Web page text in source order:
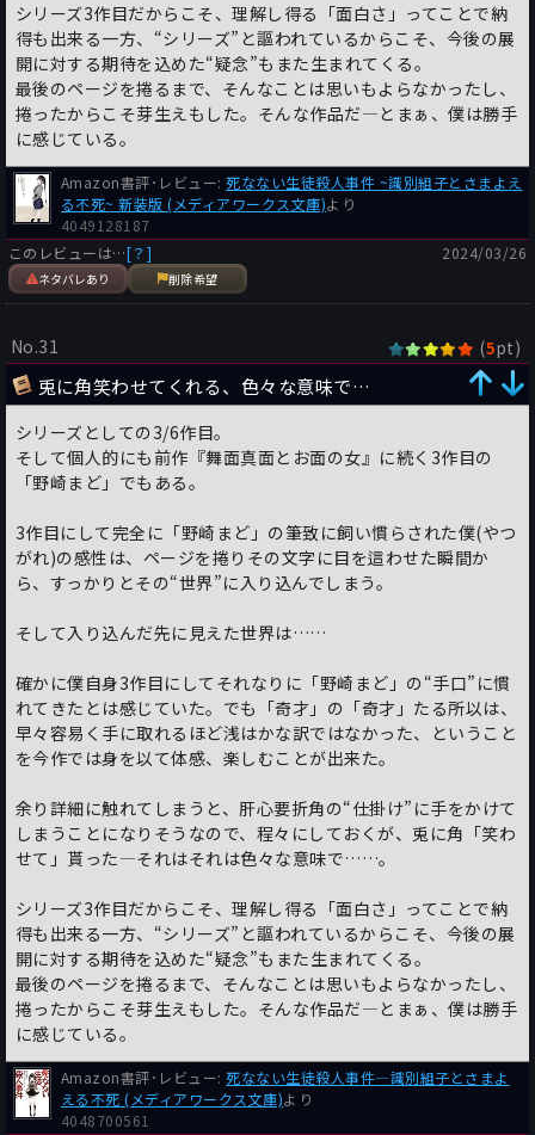
シリーズ3作目だからこそ、理解し得る「面白さ」ってことで納
得も出来る一方、“シリーズ”と謳われているからこそ、今後の展
開に対する期待を込めた“疑念”もまた生まれてくる。
最後のページを捲るまで、そんなことは思いもよらなかったし、
捲ったからこそ芽生えもした。そんな作品だ―とまぁ、僕は勝手
に感じている。
Amazon書評･レビュー:死なない生徒殺人事件 ~識別組子とさまよえ
る不死~ 新装版 (メディアワークス文庫)より
4049128187
このレビューは…[？]
ネタバレあり 削除希望
2024/03/26
No.31 (5pt)
兎に角笑わせてくれる、色々な意味で…
シリーズとしての3/6作目。
そして個人的にも前作『舞面真面とお面の女』に続く3作目の
「野崎まど」でもある。
3作目にして完全に「野崎まど」の筆致に飼い慣らされた僕(やつ
がれ)の感性は、ページを捲りその文字に目を這わせた瞬間か
ら、すっかりとその“世界”に入り込んでしまう。
そして入り込んだ先に見えた世界は……
確かに僕自身3作目にしてそれなりに「野崎まど」の“手口”に慣
れてきたとは感じていた。でも「奇才」の「奇才」たる所以は、
早々容易く手に取れるほど浅はかな訳ではなかった、ということ
を今作では身を以て体感、楽しむことが出来た。
余り詳細に触れてしまうと、肝心要折角の“仕掛け”に手をかけて
しまうことになりそうなので、程々にしておくが、兎に角「笑わ
せて」貰った―それはそれは色々な意味で……。
シリーズ3作目だからこそ、理解し得る「面白さ」ってことで納
得も出来る一方、“シリーズ”と謳われているからこそ、今後の展
開に対する期待を込めた“疑念”もまた生まれてくる。
最後のページを捲るまで、そんなことは思いもよらなかったし、
捲ったからこそ芽生えもした。そんな作品だ―とまぁ、僕は勝手
に感じている。
Amazon書評･レビュー:死なない生徒殺人事件―識別組子とさまよ
える不死 (メディアワークス文庫)より
4048700561